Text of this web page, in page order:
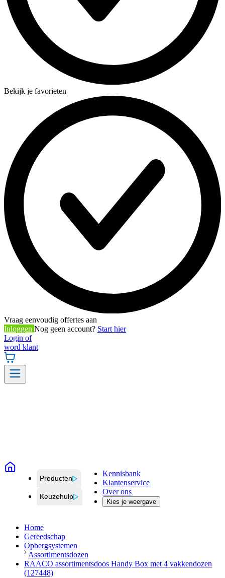
Bekijk je favorieten
Vraag eenvoudig offertes aan
Inloggen Nog geen account? Start hier
Login of
word klant
Producten
Keuzehulp
Kennisbank
Klantenservice
Over ons
Kies je weergave
Home
Gereedschap
Opbergsystemen
Assortimentsdozen
RAACO assortimentsdoos Handy Box met 4 vakkendozen
(127448)